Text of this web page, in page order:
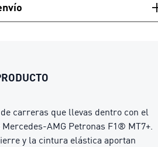
carreras que llevas dentro con el
AMG Petronas F1® MT7+.
y la cintura elástica aportan